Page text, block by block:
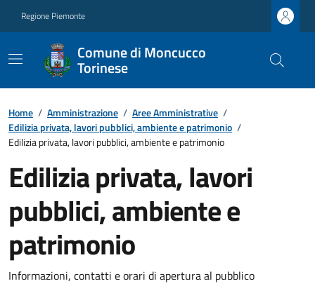
Regione Piemonte
Comune di Moncucco
Torinese
Home / Amministrazione / Aree Amministrative /
Edilizia privata, lavori pubblici, ambiente e patrimonio /
Edilizia privata, lavori pubblici, ambiente e patrimonio
Edilizia privata, lavori
pubblici, ambiente e
patrimonio
Informazioni, contatti e orari di apertura al pubblico